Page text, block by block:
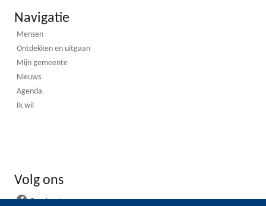
Navigatie
Mensen
Ontdekken en uitgaan
Mijn gemeente
Nieuws
Agenda
Ik wil
Volg ons